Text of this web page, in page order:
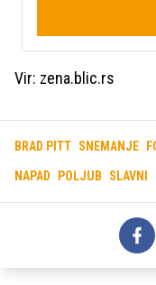
Vir: zena.blic.rs
BRAD PITT SNEMANJE
NAPAD POLJUB SLAVNI